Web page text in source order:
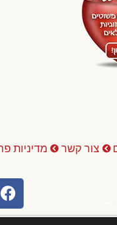
צור קשר מדיניות